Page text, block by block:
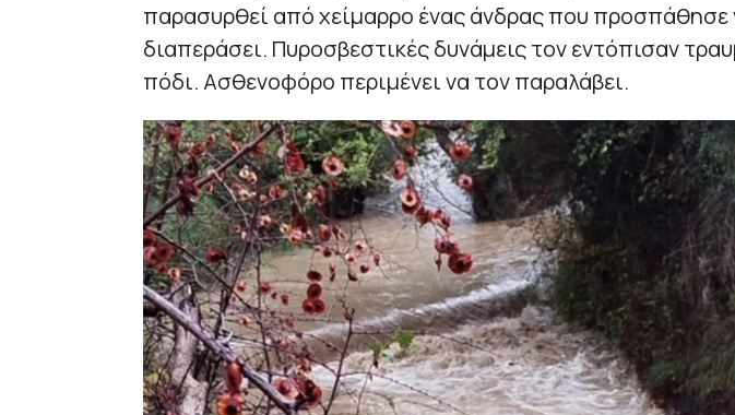
παρασυρθεί από χείμαρρο ένας άνδρας που προσπάθησε
διαπεράσει. Πυροσβεστικές δυνάμεις τον εντόπισαν
πόδι. Ασθενοφόρο περιμένει να τον παραλάβει.